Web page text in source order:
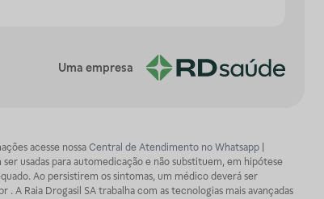
Uma empresa
acesse nossa Central de Atendimento no Whatsapp
usadas para automedicação e não substituem, em hipótese
Ao persistirem os sintomas, um médico deverá ser
A Raia Drogasil SA trabalha com as tecnologias mais avançadas